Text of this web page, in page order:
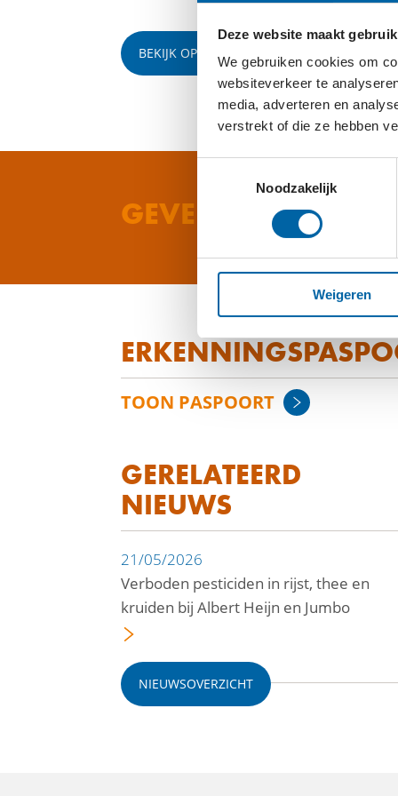
Deze website maakt
We gebruiken cookies om
websiteverkeer te
media, adverteren en
verstrekt of die ze hebben
Noodzakelijk
Weigeren
BEKIJK OP YOUTUBE
GEVEN AAN
TOON PASPOORT
GERELATEERD
NIEUWS
21/05/2026
Verboden pesticiden in rijst, thee en
kruiden bij Albert Heijn en Jumbo
NIEUWSOVERZICHT